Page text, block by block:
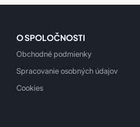
O SPOLOČNOSTI
Obchodné podmienky
Spracovanie osobných údajov
Cookies